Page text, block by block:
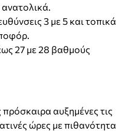
ανατολικά.
3 με 5 και τοπικά
27 με 28 βαθμούς
αυξημένες τις
ώρες με πιθανότητα